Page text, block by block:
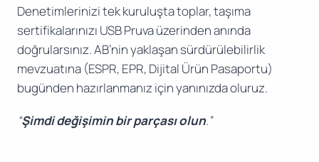
Denetimlerinizi tek kuruluşta toplar, taşıma
sertifikalarınızı USB Pruva üzerinden anında
doğrularsınız. AB’nin yaklaşan sürdürülebilirlik
mevzuatına (ESPR, EPR, Dijital Ürün Pasaportu)
bugünden hazırlanmanız için yanınızda oluruz.
“Şimdi değişimin bir parçası olun.”